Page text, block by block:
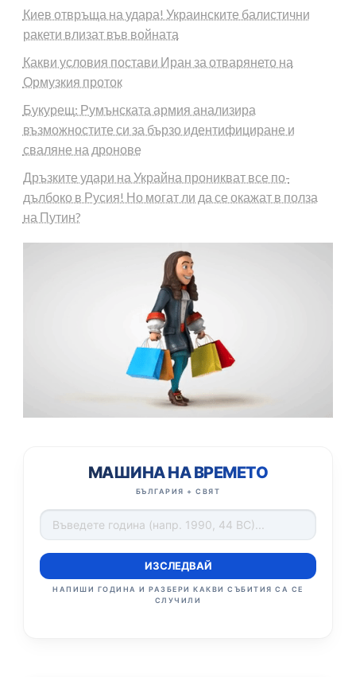
Киев отвръща на удара! Украинските балистични
ракети влизат във войната
Какви условия постави Иран за отварянето на
Ормузкия проток
Букурещ: Румънската армия анализира
възможностите си за бързо идентифициране и
сваляне на дронове
Дръзките удари на Украйна проникват все по-
дълбоко в Русия! Но могат ли да се окажат в полза
на Путин?
МАШИНА НА ВРЕМЕТО
БЪЛГАРИЯ + СВЯТ
ИЗСЛЕДВАЙ
НАПИШИ ГОДИНА И РАЗБЕРИ КАКВИ СЪБИТИЯ СА СЕ
СЛУЧИЛИ